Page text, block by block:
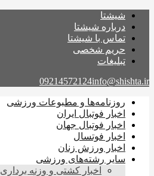
شیشتا
درباره شیشتا
تماس با شیشتا
حریم شخصی
تبلیغات
09214572124info@shishta.ir
روزنامه‌ها و مطبوعات ورزشی
اخبار فوتبال ایران
اخبار فوتبال جهان
اخبار فوتسال
اخبار ورزش زنان
سایر رشته‌های ورزشی
اخبار کشتی و وزنه برداری